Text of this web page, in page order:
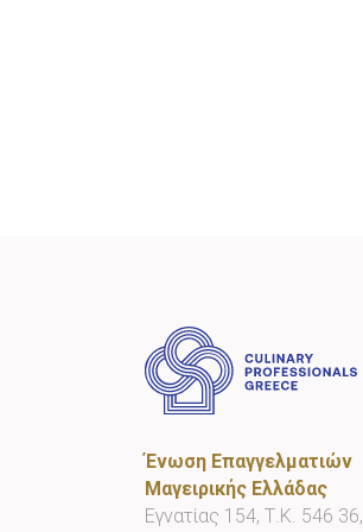
Ένωση Επαγγελματιών
Μαγειρικής Ελλάδας
Εγνατίας 154, Τ.Κ. 546 36,